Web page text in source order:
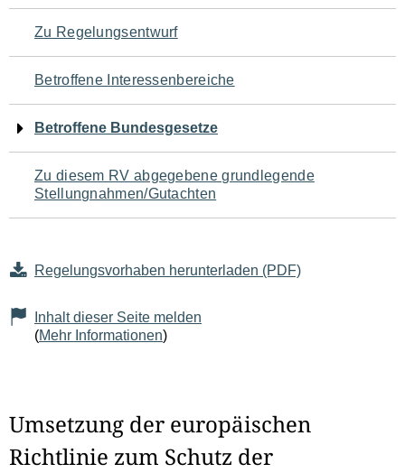
den
Seiteninhalt
Zu Regelungsentwurf
Betroffene Interessenbereiche
Betroffene Bundesgesetze
Zu diesem RV abgegebene grundlegende
Stellungnahmen/Gutachten
Regelungsvorhaben herunterladen (PDF)
Inhalt dieser Seite melden
(Mehr Informationen)
Umsetzung der europäischen
Richtlinie zum Schutz der